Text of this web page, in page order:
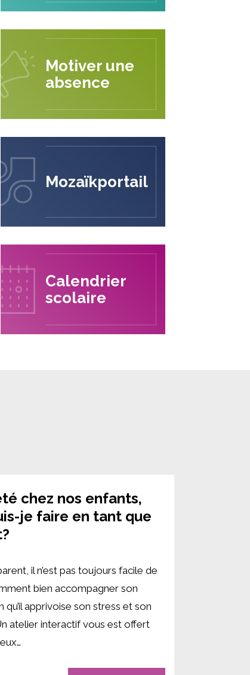
Motiver une
absence
Mozaïkportail
Calendrier
scolaire
chez nos enfants,
je faire en tant que
il n’est pas toujours facile de
bien accompagner son
qu’il apprivoise son stress et son
atelier interactif vous est offert